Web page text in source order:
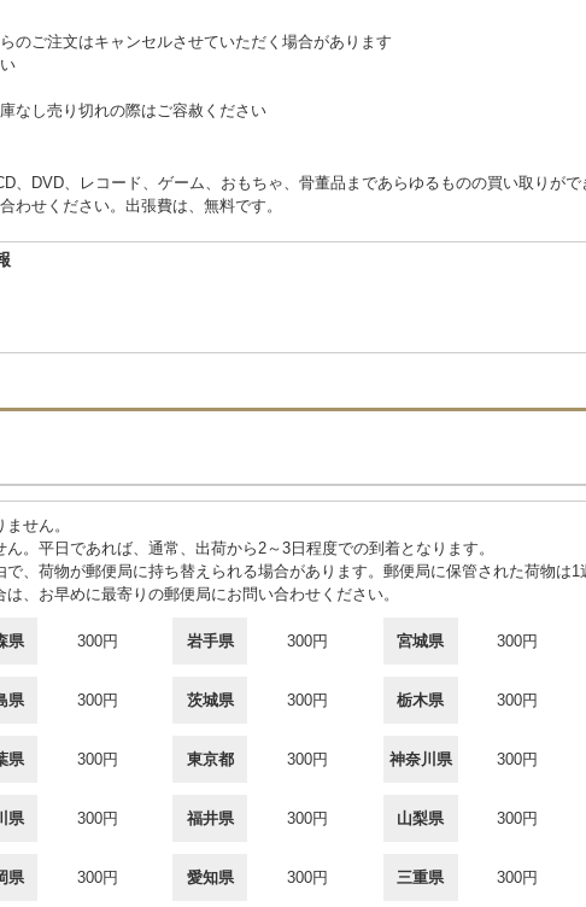
のご注文はキャンセルさせていただく場合があります
なし売り切れの際はご容赦ください
、DVD、レコード、ゲーム、おもちゃ、骨董品まであらゆるものの買い取りが
わせください。出張費は、無料です。
せん。
。平日であれば、通常、出荷から2～3日程度での到着となります。
、荷物が郵便局に持ち替えられる場合があります。郵便局に保管された荷物は1
、お早めに最寄りの郵便局にお問い合わせください。
県 300円 岩手県 300円 宮城県 300円
県 300円 茨城県 300円 栃木県 300円
県 300円 東京都 300円 神奈川県 300円
県 300円 福井県 300円 山梨県 300円
県 300円 愛知県 300円 三重県 300円